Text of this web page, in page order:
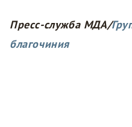
Пресс-служба МДА/
благочиния